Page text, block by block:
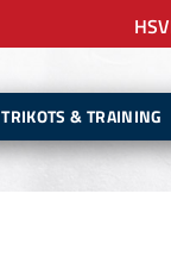
TRIKOTS & TRAINING